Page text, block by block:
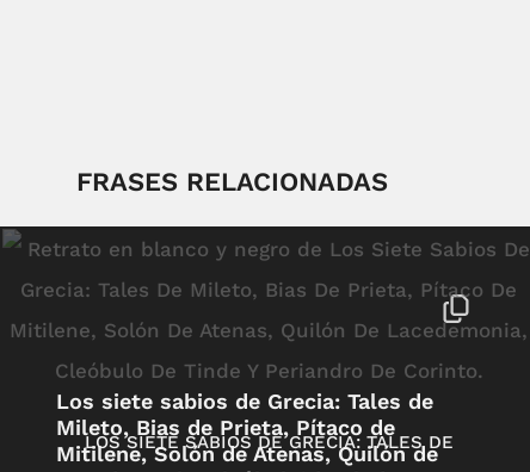
FRASES RELACIONADAS
Los siete sabios de Grecia: Tales de
Mileto, Bias de Prieta, Pítaco de
Mitilene, Solón de Atenas, Quilón de
LOS SIETE SABIOS DE GRECIA: TALES DE